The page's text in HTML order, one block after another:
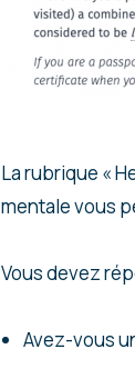
La rubrique «
mentale vous
Vous devez
Avez-vous